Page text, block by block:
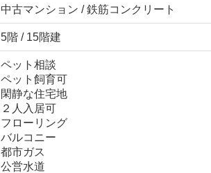
中古マンション / 鉄筋コンクリート
5階 / 15階建
ペット相談
ペット飼育可
閑静な住宅地
２人入居可
フローリング
バルコニー
都市ガス
公営水道